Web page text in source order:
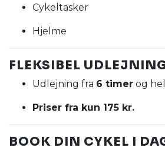
Cykeltasker
Hjelme
FLEKSIBEL
Udlejning fra 6 timer og
Priser fra kun 175 kr.
BOOK DIN CYKEL I